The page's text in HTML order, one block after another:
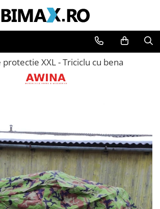
protectie XXL - Triciclu cu bena